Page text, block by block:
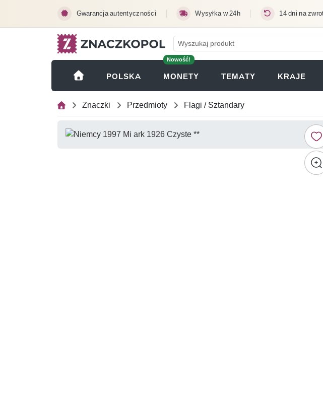
Gwarancja autentyczności Wysyłka w 24h 14 dni na
POLSKA
Nowość!
MONETY (OTWIERA SIĘ W NOWEJ
TEMATY KRAJE
Znaczki Przedmioty Flagi / Sztandary